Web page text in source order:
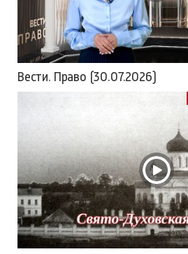
Вести. Право (30.07.2026)